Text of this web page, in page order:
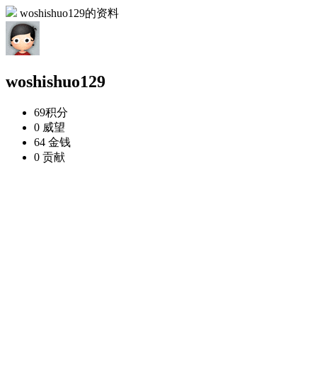
woshishuo129的资料
woshishuo129
69积分
0 威望
64 金钱
0 贡献